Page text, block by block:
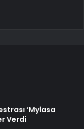
‘Mylasa
Verdi